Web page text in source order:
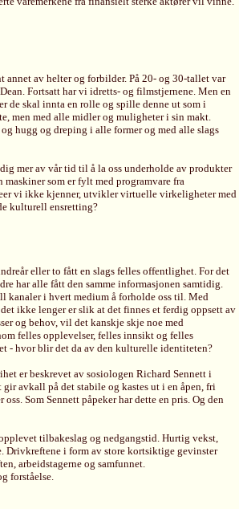
av helter og forbilder. På 20- og 30-tallet var
Fortsatt har vi idretts- og filmstjernene. Men en
de skal innta en rolle og spille denne ut som i
men med alle midler og muligheter i sin makt.
hugg og dreping i alle former og med alle slags
mer av vår tid til å la oss underholde av produkter
maskiner som er fylt med programvare fra
vi ikke kjenner, utvikler virtuelle virkeligheter med
kulturell ensretting?
eller to fått en slags felles offentlighet. For det
har alle fått den samme informasjonen samtidig.
kanaler i hvert medium å forholde oss til. Med
ikke lenger er slik at det finnes et ferdig oppsett av
og behov, vil det kanskje skje noe med
felles opplevelser, felles innsikt og felles
- hvor blir det da av den kulturelle identiteten?
er beskrevet av sosiologen Richard Sennett i
avkall på det stabile og kastes ut i en åpen, fri
Som Sennett påpeker har dette en pris. Og den
tilbakeslag og nedgangstid. Hurtig vekst,
Drivkreftene i form av store kortsiktige gevinster
arbeidstagerne og samfunnet.
forståelse.